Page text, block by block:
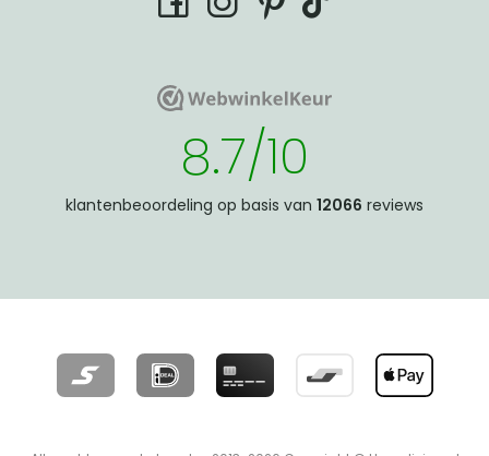
facebookinstagram
pinterest
tiktok
WebwinkelKeurWebwinkelKeur
8.7/10
klantenbeoordeling op basis van 12066 reviews